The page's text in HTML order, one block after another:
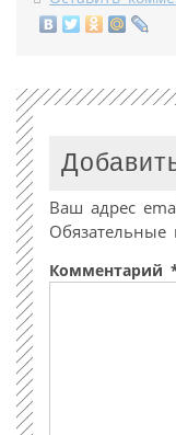
Ваш адрес
Комментарий